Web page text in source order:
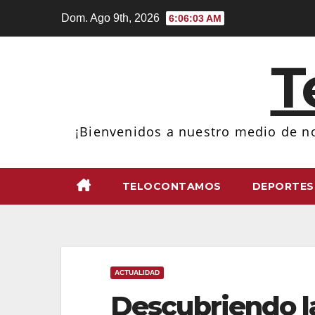
Dom. Ago 9th, 2026 6:06:04 AM
¡Bienvenidos a nuestro medio de
TELOCONTAMOS DEPORTES
ACTUALIDAD
Descubriendo